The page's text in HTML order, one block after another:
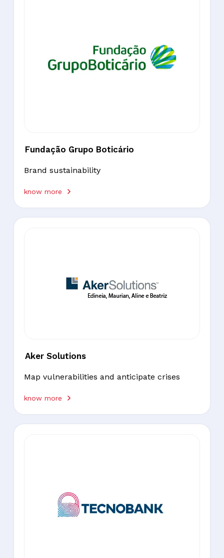
Fundação Grupo Boticário
Brand sustainability
know more
Aker Solutions
Map vulnerabilities and anticipate crises
know more